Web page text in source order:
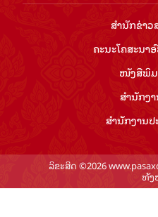
ສຳ​ນັກ​ຂ່າ
ຄະນະໂຄສະນ
ໜັງສືພິມ
ສຳ​ນັກ​ງ
ສຳ​ນັກ​ງານ​
ລິຂະສິດ ©2026
ທັງ